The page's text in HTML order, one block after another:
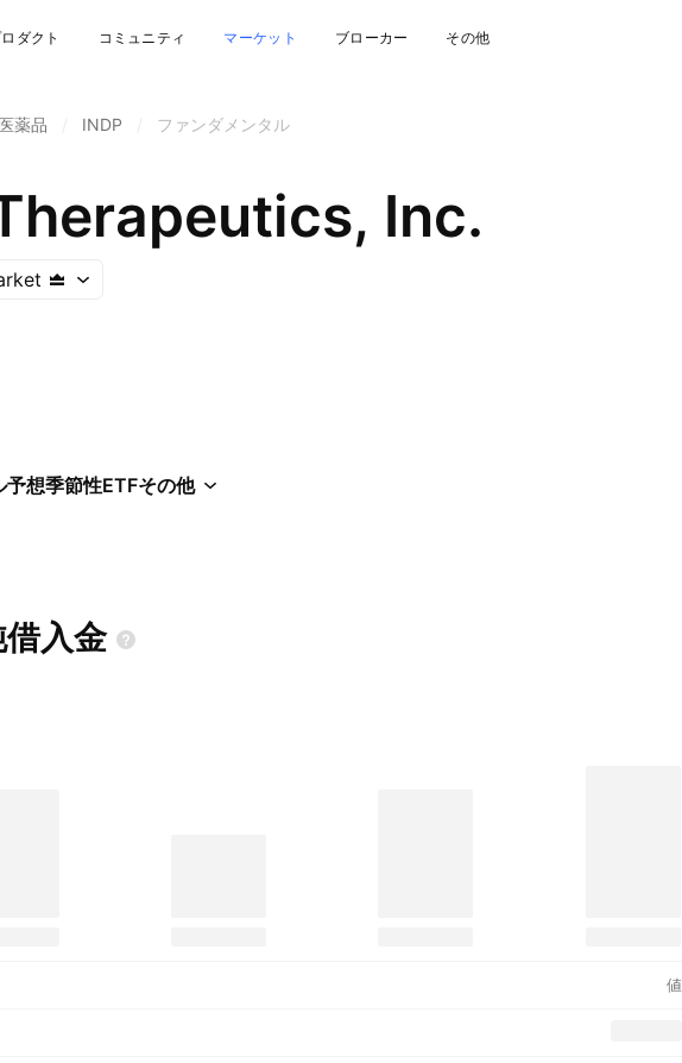
ダクト コミュニティ マーケット ブローカー その他
薬品 INDP ファンダメンタル
Inc.
予想季節性ETFその他
入金
値